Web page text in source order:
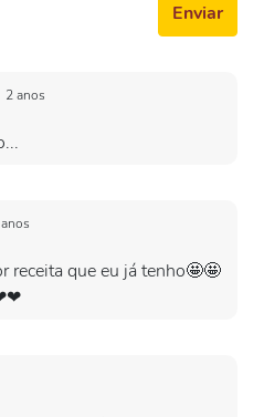
Enviar
2 anos
receita que eu já tenho🤩🤩